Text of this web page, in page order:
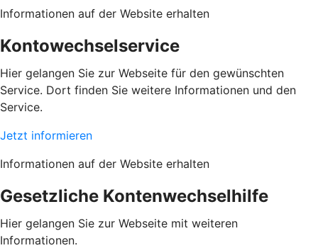
Informationen auf der Website erhalten
Kontowechselservice
Hier gelangen Sie zur Webseite für den gewünschten
Service. Dort finden Sie weitere Informationen und den
Service.
Jetzt informieren
Informationen auf der Website erhalten
Gesetzliche Kontenwechselhilfe
Hier gelangen Sie zur Webseite mit weiteren
Informationen.